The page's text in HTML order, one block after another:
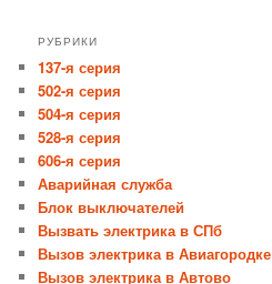
РУБРИКИ
137-я серия
502-я серия
504-я серия
528-я серия
606-я серия
Аварийная служба
Блок выключателей
Вызвать электрика в СПб
Вызов электрика в Авиагородке
Вызов электрика в Автово